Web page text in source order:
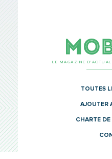
LE MAGAZINE
TOUTES
AJOUTER
CHARTE